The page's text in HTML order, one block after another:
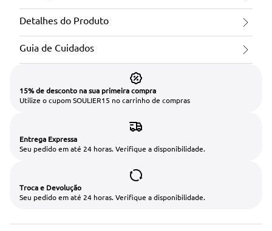
Detalhes do Produto
Guia de Cuidados
15% de desconto na sua primeira compra
Utilize o cupom SOULIER15 no carrinho de compras
Entrega Expressa
Seu pedido em até 24 horas. Verifique a disponibilidade.
Troca e Devolução
Seu pedido em até 24 horas. Verifique a disponibilidade.